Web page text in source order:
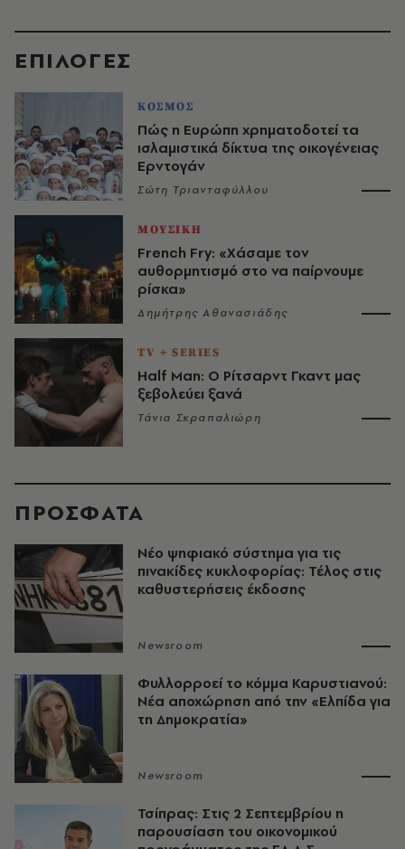
EΠΙΛΟΓΈΣ
ΚΟΣΜΟΣ
Πώς η Ευρώπη χρηματοδοτεί τα
ισλαμιστικά δίκτυα της οικογένειας
Ερντογάν
Σώτη Τριανταφύλλου
ΜΟΥΣΙΚΗ
French Fry: «Χάσαμε τον
αυθορμητισμό στο να παίρνουμε
ρίσκα»
Δημήτρης Αθανασιάδης
TV + SERIES
Half Man: Ο Ρίτσαρντ Γκαντ μας
ξεβολεύει ξανά
Τάνια Σκραπαλιώρη
ΠΡΟΣΦΑΤΑ
Νέο ψηφιακό σύστημα για τις
πινακίδες κυκλοφορίας: Τέλος στις
καθυστερήσεις έκδοσης
Newsroom
Φυλλορροεί το κόμμα Καρυστιανού:
Νέα αποχώρηση από την «Ελπίδα για
τη Δημοκρατία»
Newsroom
Τσίπρας: Στις 2 Σεπτεμβρίου η
παρουσίαση του οικονομικού